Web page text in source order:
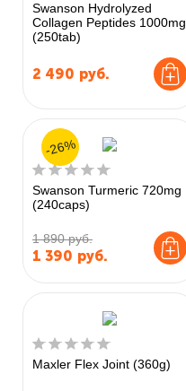
Swanson Hydrolyzed
Collagen Peptides 1000mg
(250tab)
2 490 руб.
Swanson Turmeric 720mg
(240caps)
1 890 руб.
1 390 руб.
-26%
Maxler Flex Joint (360g)